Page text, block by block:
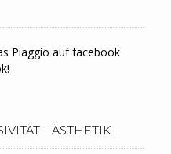
– ÄSTHETIK